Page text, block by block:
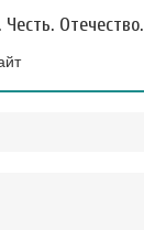
Отечество.